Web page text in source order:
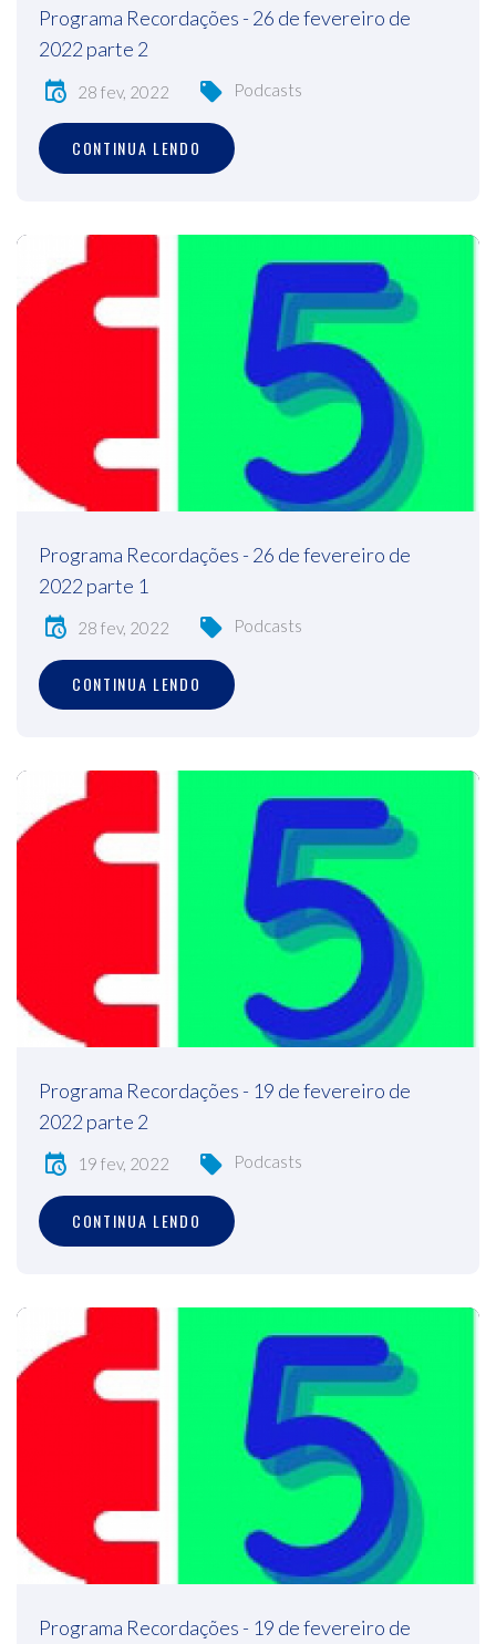
Programa Recordações - 26 de fevereiro de
2022 parte 2
28 fev, 2022 Podcasts
CONTINUA LENDO
Programa Recordações - 26 de fevereiro de
2022 parte 1
28 fev, 2022 Podcasts
CONTINUA LENDO
Programa Recordações - 19 de fevereiro de
2022 parte 2
19 fev, 2022 Podcasts
CONTINUA LENDO
Programa Recordações - 19 de fevereiro de